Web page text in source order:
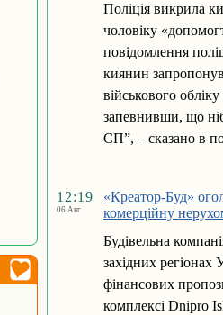
Поліція викрила
чоловіку
повідомлення
киянин
військового
запевнивши, що
СП”, – сказано в
12:19
06 Авг
«Креатор-Буд»
комерційну
Будівельна
західних регіонах
фінансових
комплексі Dnipro